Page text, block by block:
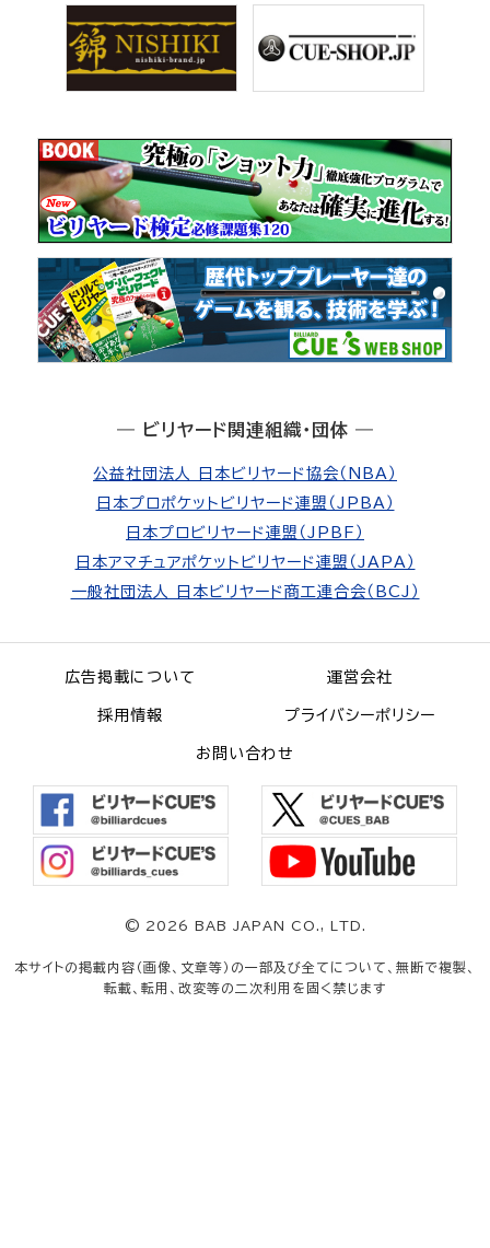
― ビリヤード関連組織・団体 ―
公益社団法人 日本ビリヤード協会（NBA）
日本プロポケットビリヤード連盟（JPBA）
日本プロビリヤード連盟（JPBF）
日本アマチュアポケットビリヤード連盟（JAPA）
一般社団法人 日本ビリヤード商工連合会（BCJ）
広告掲載について 運営会社
採用情報 プライバシーポリシー
お問い合わせ
© 2026 BAB JAPAN CO., LTD.
本サイトの掲載内容（画像、文章等）の一部及び全てについて、無断で複製、
転載、転用、改変等の二次利用を固く禁じます